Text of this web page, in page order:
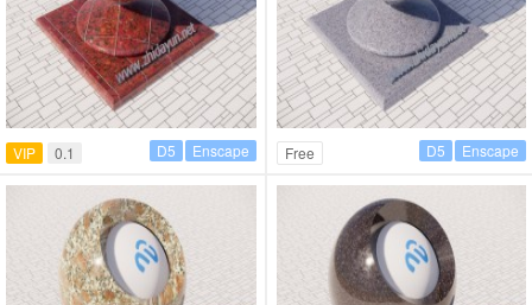
VIP 0.1 Enscape
D5 Free Enscape
D5